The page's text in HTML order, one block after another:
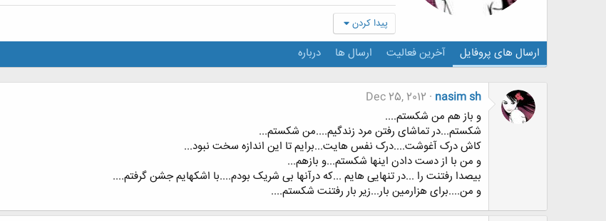
پیدا کردن
ارسال های پروفایل آخرین فعالیت ارسال ها درباره
nasim sh
Dec 25, 2012
و باز هم من شکستم....
شکستم...در تماشای رفتن مرد زندگیم....من شکستم...
کاش درک آغوشت....درک نفس هایت...برایم تا این اندازه سخت نبود...
و من با از دست دادن اینها شکستم...و بازهم...
بیصدا رفتنت را ...در تنهایی هایم ...که درآنها بی شریک بودم....با اشکهایم جشن گرفتم....
و من....برای هزارمین بار...زیر بار رفتنت شکستم....